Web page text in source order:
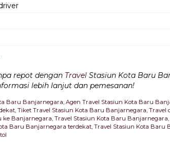
repot dengan Travel Stasiun Kota Baru
lebih lanjut dan pemesanan!
Baru Banjarnegara Agen Travel Stasiun Kota Baru
Tiket Travel Stasiun Kota Baru Banjarnegara Travel
ke Banjarnegara Travel Stasiun Kota Baru Banjarnegara
Baru Banjarnegara terdekat Travel Stasiun Kota Baru